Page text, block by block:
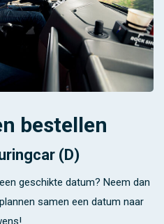
bestellen
(D)
geschikte datum? Neem dan
samen een datum naar